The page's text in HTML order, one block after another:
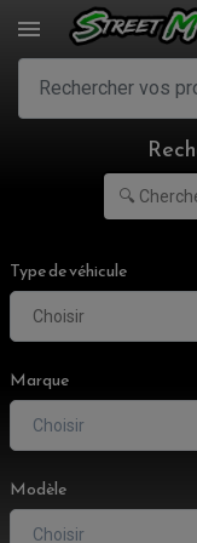
Type de véhicule
Choisir
Marque
Choisir
Modèle
Choisir